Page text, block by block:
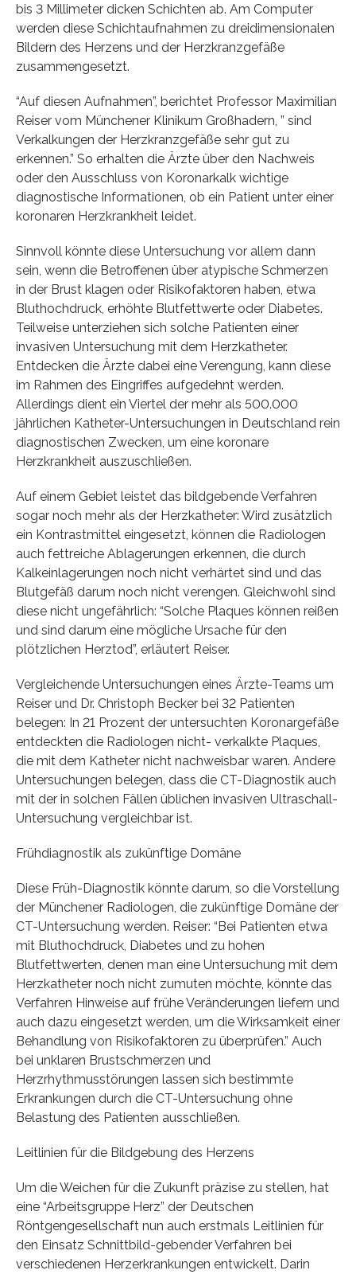
bis 3 Millimeter dicken Schichten ab. Am Computer
werden diese Schichtaufnahmen zu dreidimensionalen
Bildern des Herzens und der Herzkranzgefäße
zusammengesetzt.
“Auf diesen Aufnahmen”, berichtet Professor Maximilian
Reiser vom Münchener Klinikum Großhadern, ” sind
Verkalkungen der Herzkranzgefäße sehr gut zu
erkennen.” So erhalten die Ärzte über den Nachweis
oder den Ausschluss von Koronarkalk wichtige
diagnostische Informationen, ob ein Patient unter einer
koronaren Herzkrankheit leidet.
Sinnvoll könnte diese Untersuchung vor allem dann
sein, wenn die Betroffenen über atypische Schmerzen
in der Brust klagen oder Risikofaktoren haben, etwa
Bluthochdruck, erhöhte Blutfettwerte oder Diabetes.
Teilweise unterziehen sich solche Patienten einer
invasiven Untersuchung mit dem Herzkatheter.
Entdecken die Ärzte dabei eine Verengung, kann diese
im Rahmen des Eingriffes aufgedehnt werden.
Allerdings dient ein Viertel der mehr als 500.000
jährlichen Katheter-Untersuchungen in Deutschland rein
diagnostischen Zwecken, um eine koronare
Herzkrankheit auszuschließen.
Auf einem Gebiet leistet das bildgebende Verfahren
sogar noch mehr als der Herzkatheter: Wird zusätzlich
ein Kontrastmittel eingesetzt, können die Radiologen
auch fettreiche Ablagerungen erkennen, die durch
Kalkeinlagerungen noch nicht verhärtet sind und das
Blutgefäß darum noch nicht verengen. Gleichwohl sind
diese nicht ungefährlich: “Solche Plaques können reißen
und sind darum eine mögliche Ursache für den
plötzlichen Herztod”, erläutert Reiser.
Vergleichende Untersuchungen eines Ärzte-Teams um
Reiser und Dr. Christoph Becker bei 32 Patienten
belegen: In 21 Prozent der untersuchten Koronargefäße
entdeckten die Radiologen nicht- verkalkte Plaques,
die mit dem Katheter nicht nachweisbar waren. Andere
Untersuchungen belegen, dass die CT-Diagnostik auch
mit der in solchen Fällen üblichen invasiven Ultraschall-
Untersuchung vergleichbar ist.
Frühdiagnostik als zukünftige Domäne
Diese Früh-Diagnostik könnte darum, so die Vorstellung
der Münchener Radiologen, die zukünftige Domäne der
CT-Untersuchung werden. Reiser: “Bei Patienten etwa
mit Bluthochdruck, Diabetes und zu hohen
Blutfettwerten, denen man eine Untersuchung mit dem
Herzkatheter noch nicht zumuten möchte, könnte das
Verfahren Hinweise auf frühe Veränderungen liefern und
auch dazu eingesetzt werden, um die Wirksamkeit einer
Behandlung von Risikofaktoren zu überprüfen.” Auch
bei unklaren Brustschmerzen und
Herzrhythmusstörungen lassen sich bestimmte
Erkrankungen durch die CT-Untersuchung ohne
Belastung des Patienten ausschließen.
Leitlinien für die Bildgebung des Herzens
Um die Weichen für die Zukunft präzise zu stellen, hat
eine “Arbeitsgruppe Herz” der Deutschen
Röntgengesellschaft nun auch erstmals Leitlinien für
den Einsatz Schnittbild-gebender Verfahren bei
verschiedenen Herzerkrankungen entwickelt. Darin